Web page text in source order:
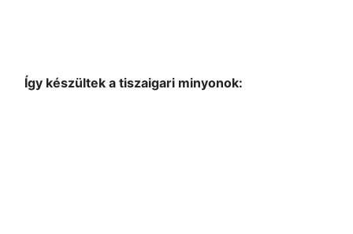
Így készültek a tiszaigari minyonok: